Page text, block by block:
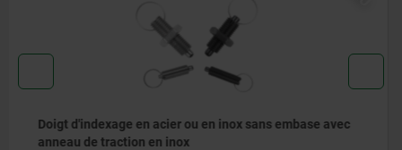
Doigt d’indexage en acier ou en acier inoxydable,
modèle court, avec doigt fileté